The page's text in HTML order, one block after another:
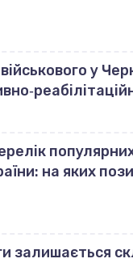
у
на яких
залишається